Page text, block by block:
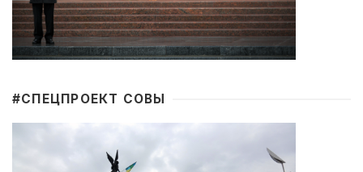
#CПЕЦПРОЕКТ СОВЫ